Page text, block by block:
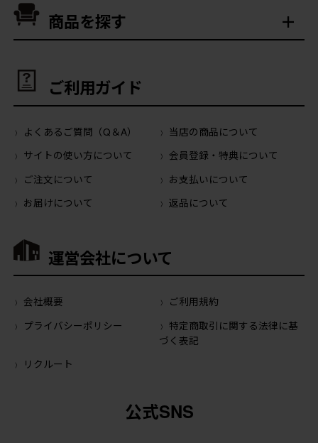
商品を探す
ご利用ガイド
よくあるご質問（Q＆A）
当店の商品について
サイトの使い方について
会員登録・特典について
ご注文について
お支払いについて
お届けについて
返品について
運営会社について
会社概要
ご利用規約
プライバシーポリシー
特定商取引に関する法律に基
づく表記
リクルート
公式SNS